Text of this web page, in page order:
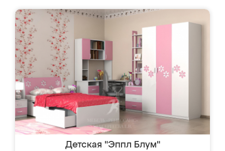
Детская "Эппл Блум"